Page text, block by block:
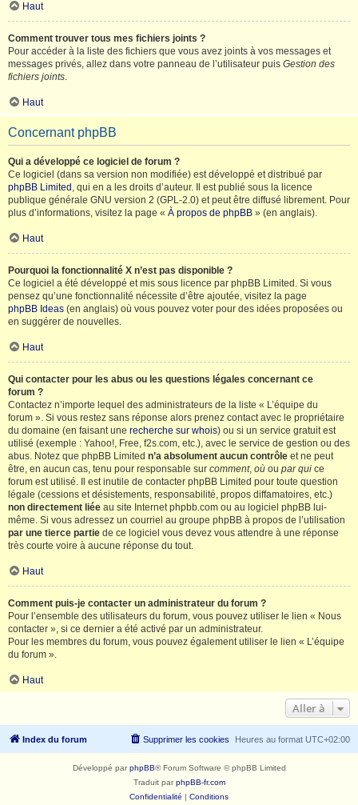
Haut
Comment trouver tous mes fichiers joints ?
Pour accéder à la liste des fichiers que vous avez joints à vos messages et
messages privés, allez dans votre panneau de l’utilisateur puis Gestion des
fichiers joints.
Haut
Concernant phpBB
Qui a développé ce logiciel de forum ?
Ce logiciel (dans sa version non modifiée) est développé et distribué par
phpBB Limited , qui en a les droits d’auteur. Il est publié sous la licence
publique générale GNU version 2 (GPL-2.0) et peut être diffusé librement. Pour
plus d’informations, visitez la page « À propos de phpBB » (en anglais).
Haut
Pourquoi la fonctionnalité X n’est pas disponible ?
Ce logiciel a été développé et mis sous licence par phpBB Limited. Si vous
pensez qu’une fonctionnalité nécessite d’être ajoutée, visitez la page
phpBB Ideas (en anglais) où vous pouvez voter pour des idées proposées ou
en suggérer de nouvelles.
Haut
Qui contacter pour les abus ou les questions légales concernant ce
forum ?
Contactez n’importe lequel des administrateurs de la liste « L’équipe du
forum ». Si vous restez sans réponse alors prenez contact avec le propriétaire
du domaine (en faisant une recherche sur whois) ou si un service gratuit est
utilisé (exemple : Yahoo!, Free, f2s.com, etc.), avec le service de gestion ou des
abus. Notez que phpBB Limited n’a absolument aucun contrôle et ne peut
être, en aucun cas, tenu pour responsable sur comment, où ou par qui ce
forum est utilisé. Il est inutile de contacter phpBB Limited pour toute question
légale (cessions et désistements, responsabilité, propos diffamatoires, etc.)
non directement liée au site Internet phpbb.com ou au logiciel phpBB lui-
même. Si vous adressez un courriel au groupe phpBB à propos de l’utilisation
par une tierce partie de ce logiciel vous devez vous attendre à une réponse
très courte voire à aucune réponse du tout.
Haut
Comment puis-je contacter un administrateur du forum ?
Pour l’ensemble des utilisateurs du forum, vous pouvez utiliser le lien « Nous
contacter », si ce dernier a été activé par un administrateur.
Pour les membres du forum, vous pouvez également utiliser le lien « L’équipe
du forum ».
Haut
Aller à
Index du forum Heures au format UTC+02:00
Supprimer les cookies
Développé parphpBB® Forum Software © phpBB Limited
Traduit parphpBB-fr.com
Confidentialité | Conditions